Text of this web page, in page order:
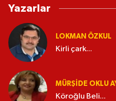
Yazarlar
LOKMAN ÖZKUL
Kirli çark...
MÜRŞIDE OKLU
Köroğlu Beli...